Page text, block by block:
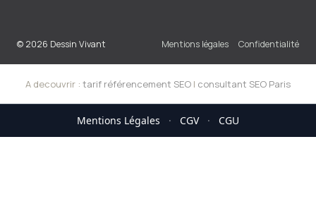
© 2026 Dessin Vivant Mentions légales Confidentialité
A decouvrir : tarif référencement SEO | consultant SEO Paris
Mentions Légales · CGV · CGU